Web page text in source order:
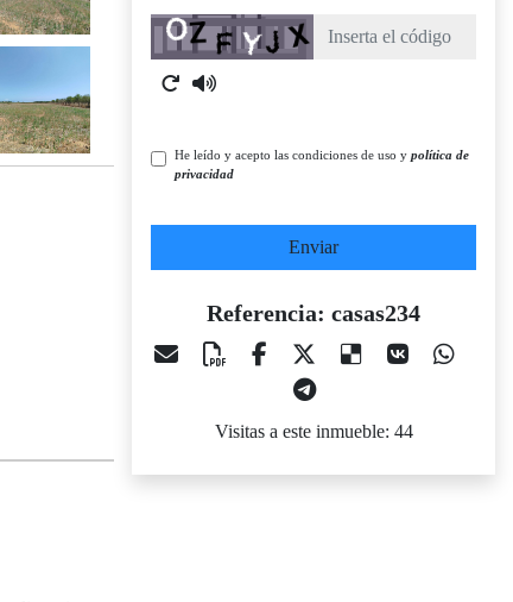
Captcha
He leído y acepto las condiciones de uso y política de
privacidad
Enviar
Referencia: casas234
Visitas a este inmueble: 44